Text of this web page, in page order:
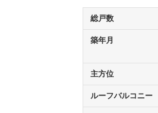
総戸数
築年月
主方位
ルーフバルコニー